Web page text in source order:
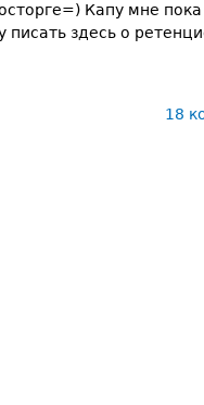
Капу мне
здесь о
18